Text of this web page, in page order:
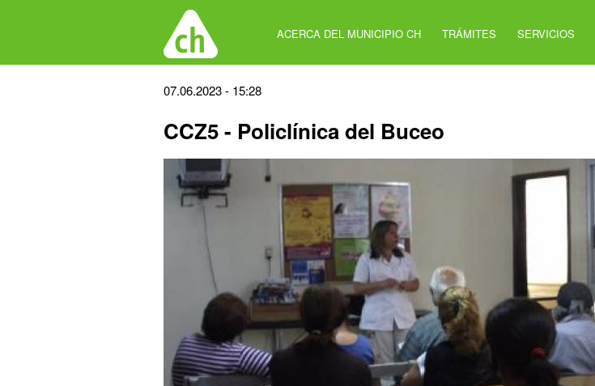
ACERCA DEL MUNICIPIO CH TRÁMITES SERVICIOS
Back
top
07.06.2023 - 15:28
CCZ5 - Policlínica del Buceo